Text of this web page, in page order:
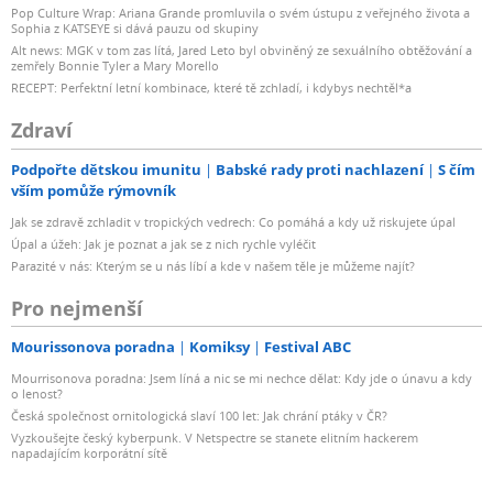
Pop Culture Wrap: Ariana Grande promluvila o svém ústupu z veřejného života a
Sophia z KATSEYE si dává pauzu od skupiny
Alt news: MGK v tom zas lítá, Jared Leto byl obviněný ze sexuálního obtěžování a
zemřely Bonnie Tyler a Mary Morello
RECEPT: Perfektní letní kombinace, které tě zchladí, i kdybys nechtěl*a
Zdraví
Podpořte dětskou imunitu Babské rady proti nachlazení
S čím
vším pomůže rýmovník
Jak se zdravě zchladit v tropických vedrech: Co pomáhá a kdy už riskujete úpal
Úpal a úžeh: Jak je poznat a jak se z nich rychle vyléčit
Parazité v nás: Kterým se u nás líbí a kde v našem těle je můžeme najít?
Pro nejmenší
Mourissonova poradna Komiksy Festival ABC
Mourrisonova poradna: Jsem líná a nic se mi nechce dělat: Kdy jde o únavu a kdy
o lenost?
Česká společnost ornitologická slaví 100 let: Jak chrání ptáky v ČR?
Vyzkoušejte český kyberpunk. V Netspectre se stanete elitním hackerem
napadajícím korporátní sítě